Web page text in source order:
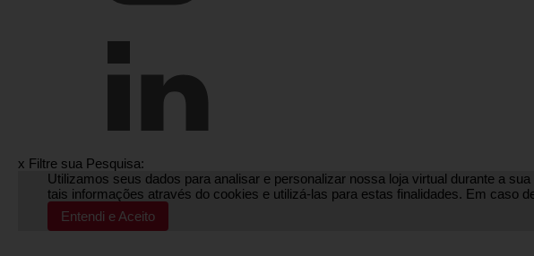
x Filtre sua Pesquisa:
Utilizamos seus dados para analisar e personalizar nossa loja virtual durante a
tais informações através do cookies e utilizá-las para estas finalidades. Em caso
Entendi e Aceito